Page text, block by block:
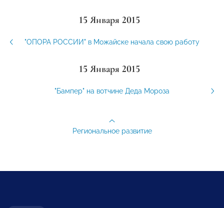
15 Января 2015
"ОПОРА РОССИИ" в Можайске начала свою работу
15 Января 2015
"Бампер" на вотчине Деда Мороза
Региональное развитие